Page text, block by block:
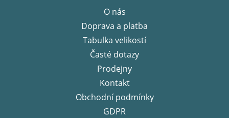
O nás
Doprava a platba
Tabulka velikostí
Časté dotazy
Prodejny
Kontakt
Obchodní podmínky
GDPR